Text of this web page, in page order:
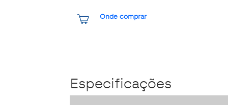
Onde comprar
Especificações